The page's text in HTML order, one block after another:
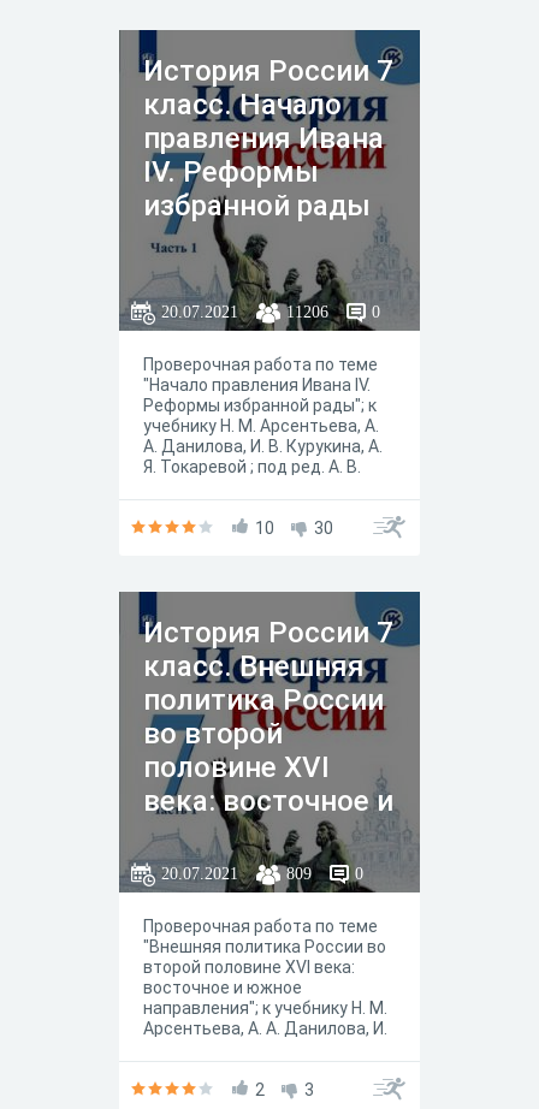
История России 7
класс. Начало
правления Ивана
IV. Реформы
избранной рады
20.07.2021 11206 0
Проверочная работа по теме
"Начало правления Ивана IV.
Реформы избранной рады"; к
учебнику Н. М. Арсентьева, А.
А. Данилова, И. В. Курукина, А.
Я. Токаревой ; под ред. А. В.
Просвещение, 2019 год.
10 30
История России 7
класс. Внешняя
политика России
во второй
половине XVI
века: восточное и
южное
направления
20.07.2021 809 0
Проверочная работа по теме
"Внешняя политика России во
второй половине XVI века:
восточное и южное
направления"; к учебнику Н. М.
Арсентьева, А. А. Данилова, И.
Торкунова."История России 7
2 3